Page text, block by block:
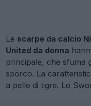
Le scarpe da calcio
United da donna
principale, che sfuma
sporco. La
a pelle di tigre. Lo